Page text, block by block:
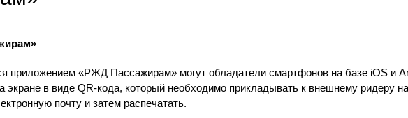
приложением «РЖД Пассажирам» могут обладатели смартфонов на базе iOS и
экране в виде QR-кода, который необходимо прикладывать к внешнему ридеру
почту и затем распечатать.